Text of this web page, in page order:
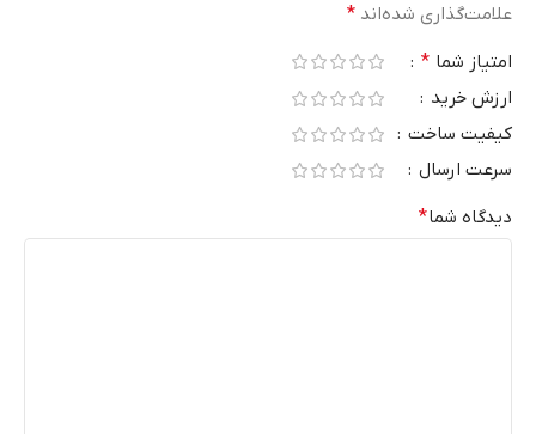
علامت‌گذاری شده‌اند *
امتیاز شما *
ارزش خرید
کیفیت ساخت
سرعت ارسال
دیدگاه شما*